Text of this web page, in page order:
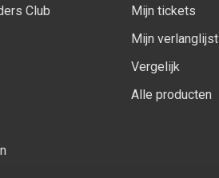
Club
Mijn tickets
Mijn verlanglijst
Vergelijk
Alle producten